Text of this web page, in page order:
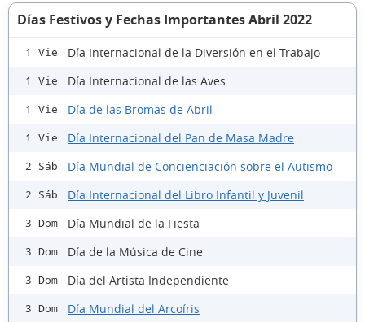
Días Festivos y Fechas Importantes Abril 2022
1 Vie Día Internacional de la Diversión en el Trabajo
1 Vie Día Internacional de las Aves
1 Vie Día de las Bromas de Abril
1 Vie Día Internacional del Pan de Masa Madre
2 Sáb Día Mundial de Concienciación sobre el Autismo
2 Sáb Día Internacional del Libro Infantil y Juvenil
3 Dom Día Mundial de la Fiesta
3 Dom Día de la Música de Cine
3 Dom Día del Artista Independiente
3 Dom Día Mundial del Arcoíris